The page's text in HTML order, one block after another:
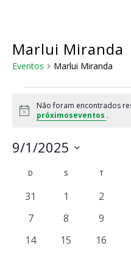
contentMarlui Miranda
Eventos Marlui Miranda
Eventos
Notice
Não foram encontrados
próximoseventos .
9/1/2025
Calendárior
de
Eventos
D DOMINGOS SEGUNDA-FEIRA
TTERÇA-
0
31
01
0
2
0
7
0
8
0
9
014
015
016